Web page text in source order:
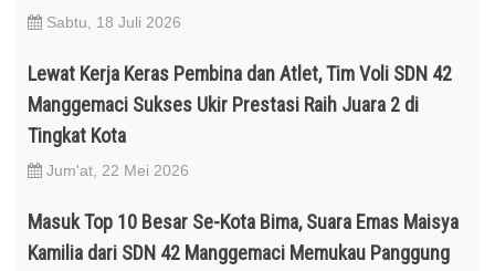
Sabtu, 18 Juli 2026
Lewat Kerja Keras Pembina dan Atlet, Tim Voli SDN 42
Manggemaci Sukses Ukir Prestasi Raih Juara 2 di
Tingkat Kota
Jum'at, 22 Mei 2026
Masuk Top 10 Besar Se-Kota Bima, Suara Emas Maisya
Kamilia dari SDN 42 Manggemaci Memukau Panggung